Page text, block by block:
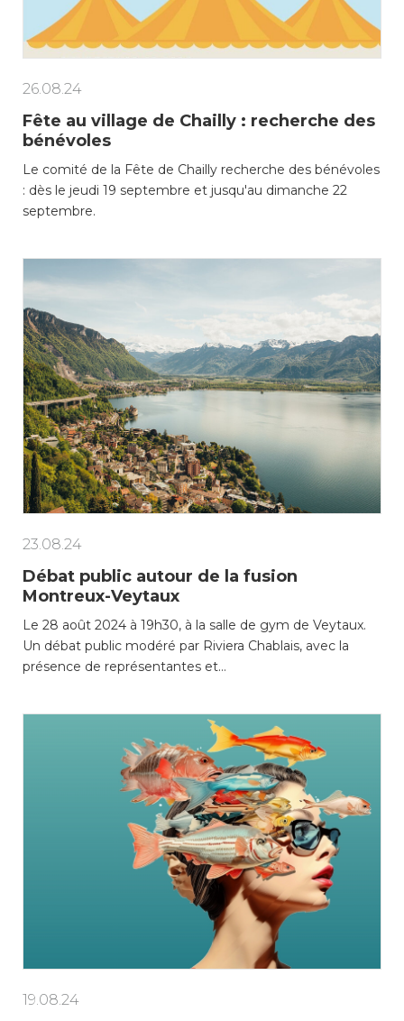
consulter les disponibilités
connectez-vous à votre
dessus. Pour effectuer
d’autres démarches
administratives en ligne,
cliquez sur l’une des
catégories ci-dessous.
Achats
Annonces et demandes
Construction et travaux
Enfance/jeunesse
Locations
Mobilité
Population
Subventions, subsides, rabais
26.08.24
Fête au village de Chailly : recherche des
bénévoles
Le comité de la Fête de Chailly recherche des bénévoles
: dès le jeudi 19 septembre et jusqu'au dimanche 22
septembre.
23.08.24
Débat public autour de la fusion
Montreux-Veytaux
Le 28 août 2024 à 19h30, à la salle de gym de Veytaux.
Un débat public modéré par Riviera Chablais, avec la
présence de représentantes et…
19.08.24